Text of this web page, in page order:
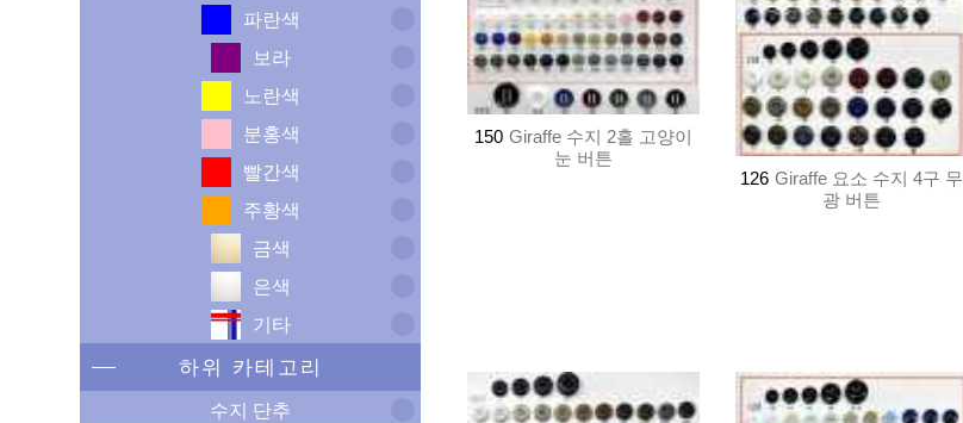
파란색
보라
노란색
분홍색
빨간색
주황색
금색
은색
기타
하위 카테고리
수지 단추
150 Giraffe 수지 2홀 고양이
눈 버튼
126 Giraffe 요소 수지 4구 무
광 버튼